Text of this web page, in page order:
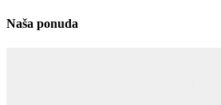
Naša ponuda